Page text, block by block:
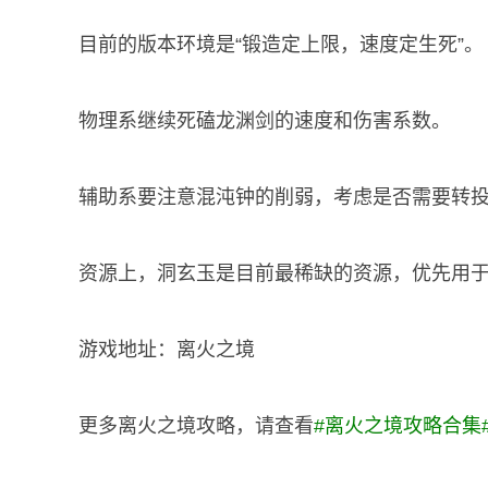
目前的版本环境是“锻造定上限，速度定生死”。
物理系继续死磕龙渊剑的速度和伤害系数。
辅助系要注意混沌钟的削弱，考虑是否需要转
资源上，洞玄玉是目前最稀缺的资源，优先用
游戏地址：离火之境
更多离火之境攻略，请查看#离火之境攻略合集